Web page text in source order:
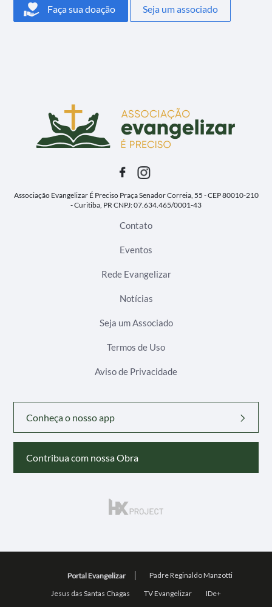
Faça sua doação Seja um associado
Associação Evangelizar É PrecisoPraça Senador Correia, 55 - CEP 80010-210
- Curitiba, PRCNPJ: 07.634.465/0001-43
Contato
Eventos
Rede Evangelizar
Notícias
Seja um Associado
Termos de Uso
Aviso de Privacidade
Conheça o nosso app
Contribua com nossa Obra